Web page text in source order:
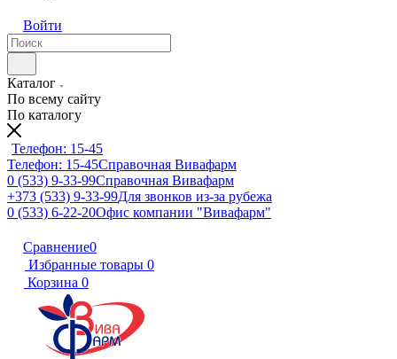
Войти
Каталог
По всему сайту
По каталогу
Телефон: 15-45
Телефон: 15-45Справочная Вивафарм
0 (533) 9-33-99Справочная Вивафарм
+373 (533) 9-33-99Для звонков из-за рубежа
0 (533) 6-22-20Офис компании "Вивафарм"
Сравнение0
Избранные товары 0
Корзина 0